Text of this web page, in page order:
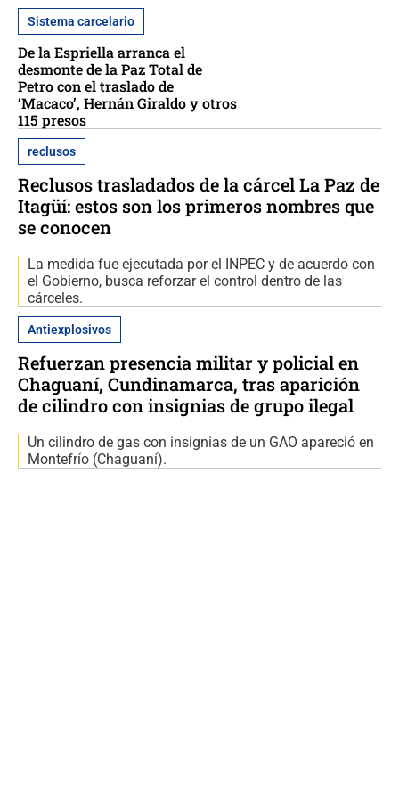
Sistema carcelario
De la Espriella arranca el
desmonte de la Paz Total de
Petro con el traslado de
‘Macaco’, Hernán Giraldo y otros
115 presos
reclusos
Reclusos trasladados de la cárcel La Paz de
Itagüí: estos son los primeros nombres que
se conocen
La medida fue ejecutada por el INPEC y de acuerdo con
el Gobierno, busca reforzar el control dentro de las
cárceles.
Antiexplosivos
Refuerzan presencia militar y policial en
Chaguaní, Cundinamarca, tras aparición
de cilindro con insignias de grupo ilegal
Un cilindro de gas con insignias de un GAO apareció en
Montefrío (Chaguaní).